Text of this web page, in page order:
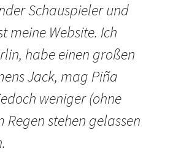
Schauspieler und
meine Website. Ich
habe einen großen
Jack, mag Piña
weniger (ohne
Regen stehen gelassen